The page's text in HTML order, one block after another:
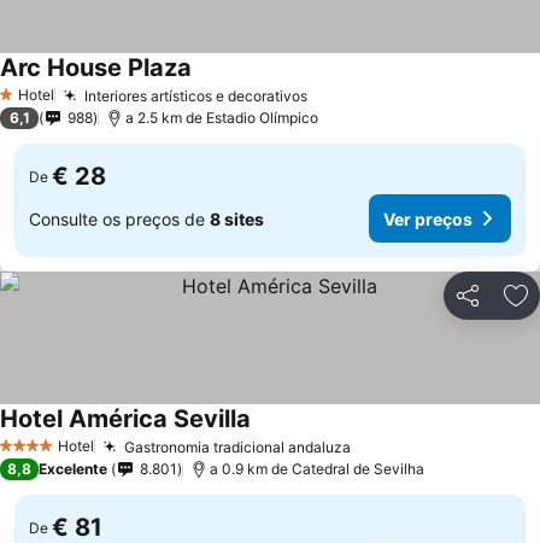
1 Estrelas
Hotel Interiores artísticos e decorativosVer preços
Arc House Plaza
6,1 988 a 2.5 km de Estadio Olímpico
De € 28
Consulte os preços de 8 sites Ver preços
Partilhar
4 EstrelasHotel Gastronomia tradicional andaluza
Hotel América Sevilla
8,8 Excelente 8.801 a 0.9 km de Catedral de Sevilha
De € 81